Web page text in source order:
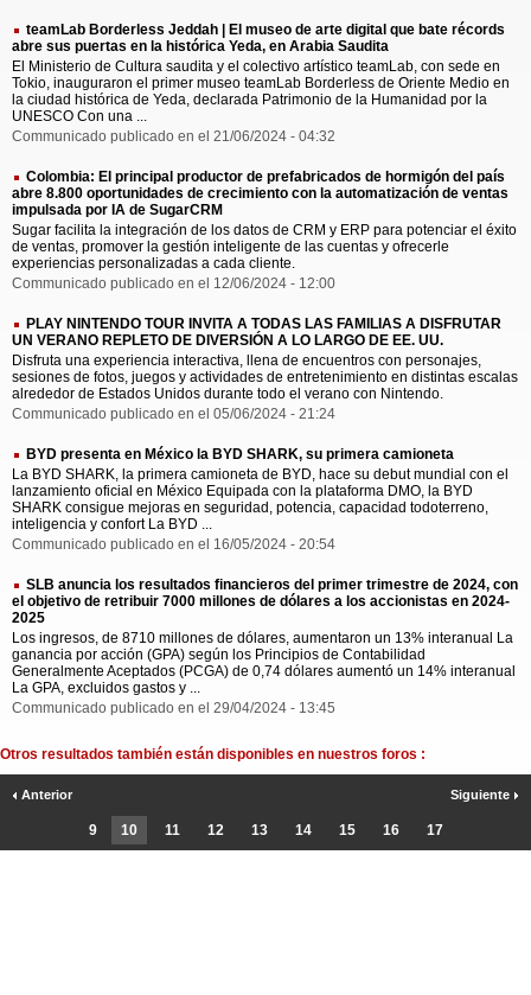
teamLab Borderless Jeddah | El museo de arte digital que bate récords
abre sus puertas en la histórica Yeda, en Arabia Saudita
El Ministerio de Cultura saudita y el colectivo artístico teamLab, con sede en
Tokio, inauguraron el primer museo teamLab Borderless de Oriente Medio en
la ciudad histórica de Yeda, declarada Patrimonio de la Humanidad por la
UNESCO Con una ...
Communicado publicado en el 21/06/2024 - 04:32
Colombia: El principal productor de prefabricados de hormigón del país
abre 8.800 oportunidades de crecimiento con la automatización de ventas
impulsada por IA de SugarCRM
Sugar facilita la integración de los datos de CRM y ERP para potenciar el éxito
de ventas, promover la gestión inteligente de las cuentas y ofrecerle
experiencias personalizadas a cada cliente.
Communicado publicado en el 12/06/2024 - 12:00
PLAY NINTENDO TOUR INVITA A TODAS LAS FAMILIAS A DISFRUTAR
UN VERANO REPLETO DE DIVERSIÓN A LO LARGO DE EE. UU.
Disfruta una experiencia interactiva, llena de encuentros con personajes,
sesiones de fotos, juegos y actividades de entretenimiento en distintas escalas
alrededor de Estados Unidos durante todo el verano con Nintendo.
Communicado publicado en el 05/06/2024 - 21:24
BYD presenta en México la BYD SHARK, su primera camioneta
La BYD SHARK, la primera camioneta de BYD, hace su debut mundial con el
lanzamiento oficial en México Equipada con la plataforma DMO, la BYD
SHARK consigue mejoras en seguridad, potencia, capacidad todoterreno,
inteligencia y confort La BYD ...
Communicado publicado en el 16/05/2024 - 20:54
SLB anuncia los resultados financieros del primer trimestre de 2024, con
el objetivo de retribuir 7000 millones de dólares a los accionistas en 2024-
2025
Los ingresos, de 8710 millones de dólares, aumentaron un 13% interanual La
ganancia por acción (GPA) según los Principios de Contabilidad
Generalmente Aceptados (PCGA) de 0,74 dólares aumentó un 14% interanual
La GPA, excluidos gastos y ...
Communicado publicado en el 29/04/2024 - 13:45
Otros resultados también están disponibles en nuestros foros :
Anterior
9 10 11 12 13 14 15 16 17
Siguiente